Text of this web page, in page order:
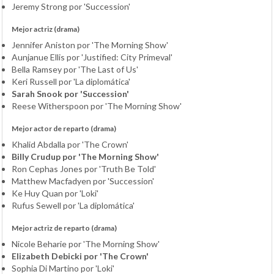
Jeremy Strong por 'Succession'
Mejor actriz (drama)
Jennifer Aniston por 'The Morning Show'
Aunjanue Ellis por 'Justified: City Primeval'
Bella Ramsey por 'The Last of Us'
Keri Russell por 'La diplomática'
Sarah Snook por 'Succession'
Reese Witherspoon por 'The Morning Show'
Mejor actor de reparto (drama)
Khalid Abdalla por 'The Crown'
Billy Crudup por 'The Morning Show'
Ron Cephas Jones por 'Truth Be Told'
Matthew Macfadyen por 'Succession'
Ke Huy Quan por 'Loki'
Rufus Sewell por 'La diplomática'
Mejor actriz de reparto (drama)
Nicole Beharie por 'The Morning Show'
Elizabeth Debicki por 'The Crown'
Sophia Di Martino por 'Loki'